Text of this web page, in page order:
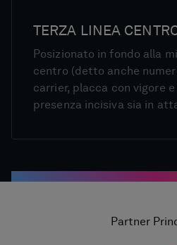
TERZA LINEA
Posizionato in fondo alla
centro (detto anche
carrier, placca con vigore
presenza incisiva sia in
Partner